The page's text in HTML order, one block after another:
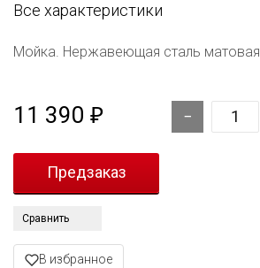
Все характеристики
Мойка. Нержавеющая сталь матовая
11 390 ₽
Сравнить
В избранное